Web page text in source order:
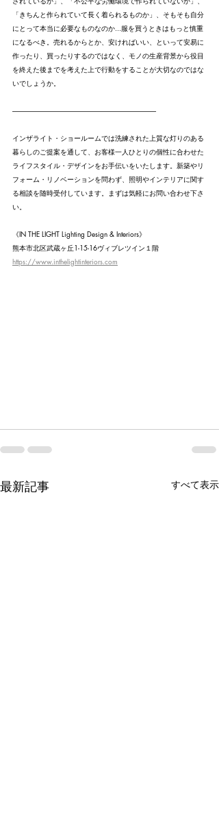
「きちんと作られていて長く着られるものか」、そもそも自分
にとって本当に必要なものなのか...服を買うときはもっと慎重
になるべき。売れるからとか、安ければいい、といって安易に
作ったり、買ったりするのではなく、モノの生産背景から役目
を終えた後までを考えた上で行動をすることが大切なのではな
いでしょうか。
---------------------------------------------------------------------------------------------------------
インザライト・ショールームでは洗練された上質な灯りのある
暮らしのご提案を通して、お客様一人ひとりの個性に合わせた
ライフスタイル・デザインをお手伝いをいたします。新築やリ
フォーム・リノベーションを問わず、照明やインテリアに関す
る相談を随時受付しています。まずは気軽にお問い合わせ下さ
い。
《IN THE LIGHT Lighting Design & Interiors》
熊本市北区武蔵ヶ丘1-15-16ヴィブレツイン１階
https://www.inthelightinteriors.com
最新記事 すべて表示